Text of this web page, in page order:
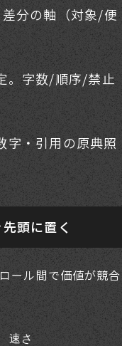
分の軸（対象/便
。字数/順序/禁止
字・引用の原典照
頭に置く
ール間で価値が競合
速さ